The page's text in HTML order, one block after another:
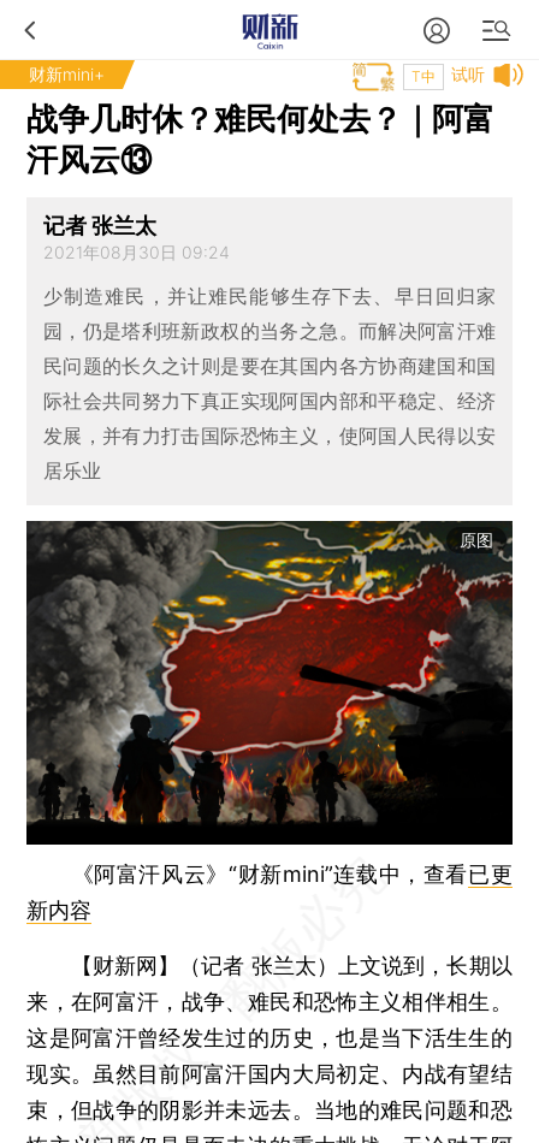
财新mini+ 试听
T中
战争几时休？难民何处去？｜阿富
汗风云⑬
记者 张兰太
2021年08月30日 09:24
少制造难民，并让难民能够生存下去、早日回归家
园，仍是塔利班新政权的当务之急。而解决阿富汗难
民问题的长久之计则是要在其国内各方协商建国和国
际社会共同努力下真正实现阿国内部和平稳定、经济
发展，并有力打击国际恐怖主义，使阿国人民得以安
居乐业
原图
《阿富汗风云》“财新mini”连载中，查看已更
新内容
【财新网】（记者 张兰太）
上文说到，长期以
来，在阿富汗，战争、难民和恐怖主义相伴相生。
这是阿富汗曾经发生过的历史，也是当下活生生的
现实。虽然目前阿富汗国内大局初定、内战有望结
束，但战争的阴影并未远去。当地的难民问题和恐